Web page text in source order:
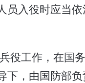
员入役时应当
役工作，在国
，由国防部负